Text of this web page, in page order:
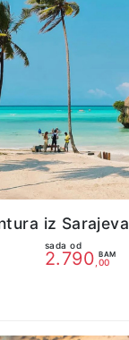
iz Sarajeva
sada od
2.790 BAM
,00